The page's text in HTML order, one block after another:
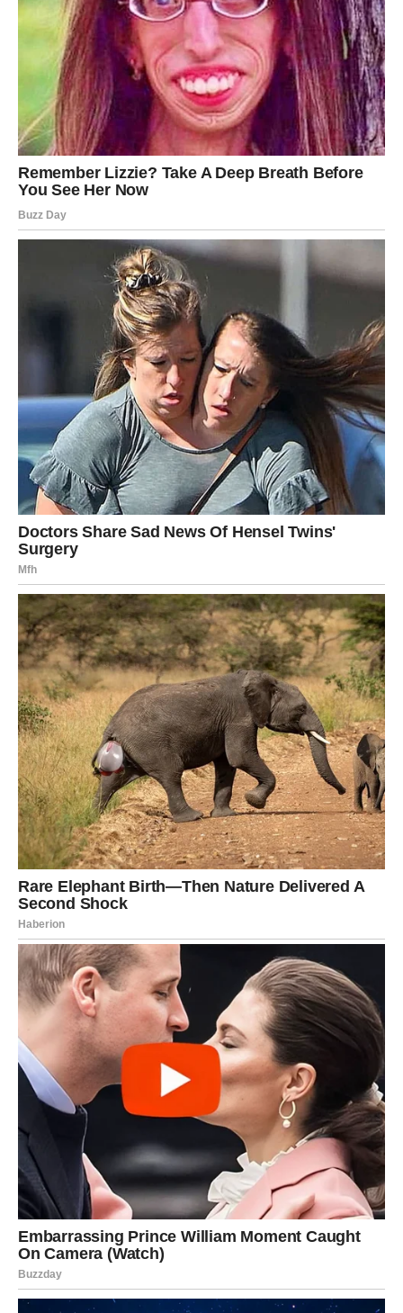
Na ljubavnom planu očekuje vas više međusobnog
povjerenja. Slobodni Jarčevi mogli bi shvatiti da osoba iz
njihovog okruženja već dugo gaji posebne emocije prema
njima. Poslovno, moguće je učvršćivanje važnog
partnerstva.
Vodolija – Karta: Nada
Vodolijama karta Nade donosi optimizam i vjeru da se sve
odvija upravo onako kako treba. Narednih deset dana
donose lijepe vijesti vezane za plan koji vam je posebno
važan. Ono što je dugo bilo neizvjesno konačno počinje
dobijati jasniji pravac.
Na ljubavnom planu moguć je početak nove priče ili
obnavljanje odnosa koji je imao poseban značaj.
Poslovno, otvaraju se mogućnosti za razvoj ideje koju ste
dugo odlagali.
Ribe – Karta: Iznenađenje
Ribe ulaze u period ispunjen neočekivanim događajima.
Karta Iznenađenja donosi prilike koje dolaze onda kada ih
najmanje očekujete. Moguće su lijepe vijesti, poklon,
poziv ili susret koji će vam uljepšati naredne dane.
U ljubavi dolazi do pozitivnog preokreta. Partner će vas
iznenaditi pažnjom, dok slobodne Ribe imaju velike šanse
za poznanstvo koje će odmah probuditi osjećaj bliskosti.
Poslovno, vjerujte svojim idejama jer bi upravo jedna od
njih mogla donijeti značajan uspjeh.
Ciganske karte za narednih deset dana nose snažnu
poruku da se sudbina ne sastoji samo od velikih
događaja, već i od malih odluka koje svakodnevno
donosimo. Pred mnogim znacima otvaraju se nove
mogućnosti, dok pojedini konačno zatvaraju poglavlja
koja ih više ne vode naprijed.
Ovo je period u kojem će iskrenost, mudrost i spremnost
na promjene donijeti najbolje rezultate. Slušajte svoju
intuiciju, pažljivo posmatrajte znakove koje vam život
šalje i ne plašite se napraviti korak kada osjetite da je
pravi trenutak. Karte pokazuju da narednih deset dana
mogu donijeti više lijepih iznenađenja nego što danas
možete zamisliti.